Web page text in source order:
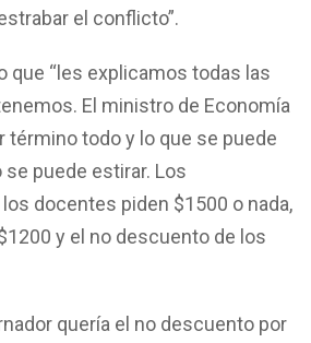
el conflicto”.
que “les explicamos todas las
El ministro de Economía
término todo y lo que se puede
se puede estirar. Los
docentes piden $1500 o nada,
y el no descuento de los
quería el no descuento por